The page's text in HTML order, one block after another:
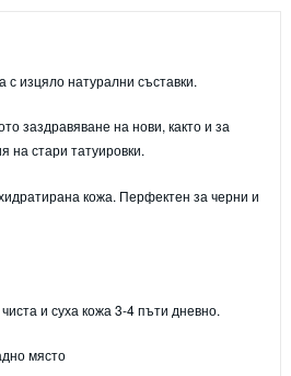
с изцяло натурални съставки.
заздравяване на нови, както и за
на стари татуировки.
кожа. Перфектен за черни и
и суха кожа 3-4 пъти дневно.
място